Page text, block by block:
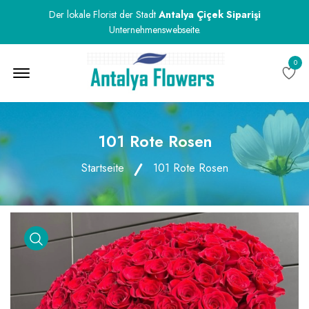
Der lokale Florist der Stadt Antalya Çiçek Siparişi
Unternehmenswebseite.
0
101 Rote Rosen
Startseite 101 Rote Rosen